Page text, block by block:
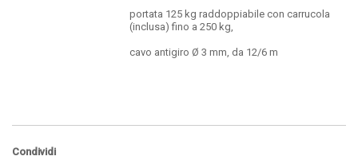
portata 125 kg raddoppiabile con carrucola
(inclusa) fino a 250 kg,
cavo antigiro Ø 3 mm, da 12/6 m
Condividi